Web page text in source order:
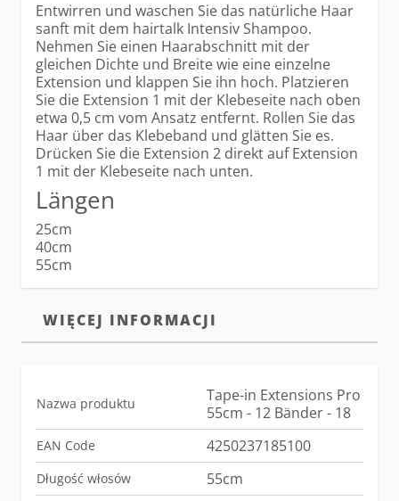
Entwirren und waschen Sie das natürliche Haar
sanft mit dem hairtalk Intensiv Shampoo.
Nehmen Sie einen Haarabschnitt mit der
gleichen Dichte und Breite wie eine einzelne
Extension und klappen Sie ihn hoch. Platzieren
Sie die Extension 1 mit der Klebeseite nach oben
etwa 0,5 cm vom Ansatz entfernt. Rollen Sie das
Haar über das Klebeband und glätten Sie es.
Drücken Sie die Extension 2 direkt auf Extension
1 mit der Klebeseite nach unten.
Längen
25cm
40cm
55cm
WIĘCEJ INFORMACJI
Nazwa produktu
Tape-in Extensions Pro
55cm - 12 Bänder - 18
EAN Code 4250237185100
Długość włosów 55cm